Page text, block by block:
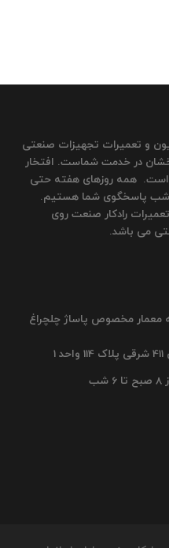
و تعمیرات تجهیزات صنعتی
در خدمت شماست. افتخار
است. همه روزهای هفته حتی
روزهای تعطیل از ساعت 8 صبح تا 10 شب پاسخگوی شما هستیم.
رادکار صنعت روی
می باشد.
معمار مخصوص پاساژ چلچراغ